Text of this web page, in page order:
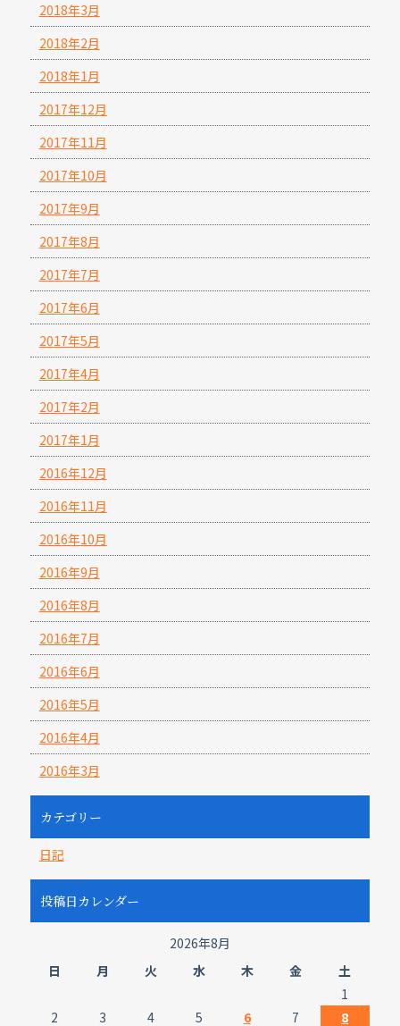
2018年3月
2018年2月
2018年1月
2017年12月
2017年11月
2017年10月
2017年9月
2017年8月
2017年7月
2017年6月
2017年5月
2017年4月
2017年2月
2017年1月
2016年12月
2016年11月
2016年10月
2016年9月
2016年8月
2016年7月
2016年6月
2016年5月
2016年4月
2016年3月
カテゴリー
日記
投稿日カレンダー
2026年8月
日
月 火 水 木 金
土
1
2
3 4 5 6 7 8